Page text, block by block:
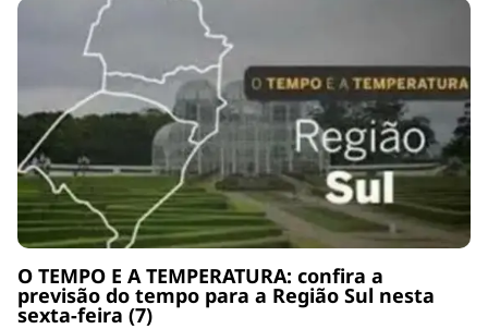
O TEMPO E A TEMPERATURA: confira a
previsão do tempo para a Região Sul nesta
sexta-feira (7)